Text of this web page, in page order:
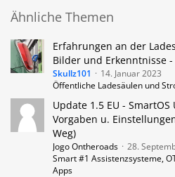
Ähnliche Themen
Erfahrungen an der
Bilder und Erkenntnisse
Skullz101
14. Januar 2023
Öffentliche Ladesäulen und
Update 1.5 EU -
Vorgaben u.
Weg)
Jogo Ontheroads
28.
Smart #1 Assistenzsysteme,
Apps